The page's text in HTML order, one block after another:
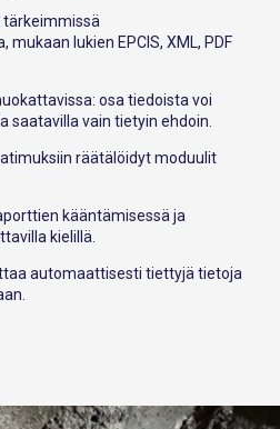
tärkeimmissä
lukien EPCIS, XML, PDF
osa tiedoista voi
saatavilla vain tietyin ehdoin.
räätälöidyt moduulit
kääntämisessä ja
kielillä.
automaattisesti tiettyjä tietoja